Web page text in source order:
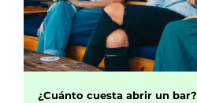
¿Cuánto cuesta abrir un bar?